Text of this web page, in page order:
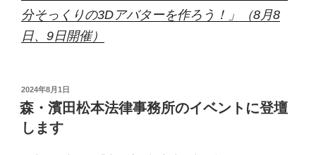
分そっくりの3Dアバターを作ろう！」（8月8
日、9日開催）
投
稿
日:
2024年8月1日
森・濱田松本法律事務所のイベントに登壇
します